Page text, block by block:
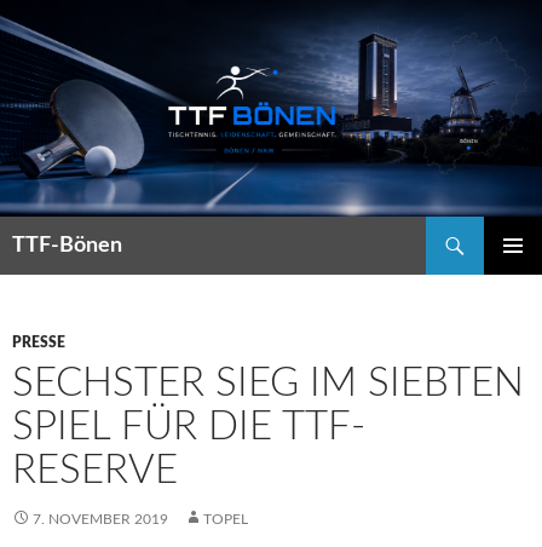
TTF-Bönen
PRESSE
SECHSTER SIEG IM SIEBTEN
SPIEL FÜR DIE TTF-
RESERVE
7. NOVEMBER 2019 TOPEL